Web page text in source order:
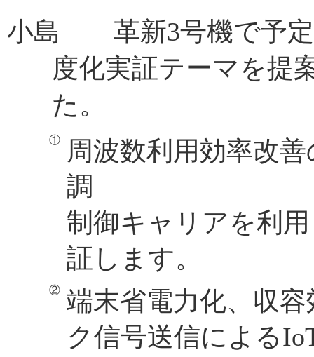
小島 革新3号機で予定
度化実証テーマを提
た。
周波数利用効率改
調
制御キャリアを利
証します。
端末省電力化、収
ク信号送信による